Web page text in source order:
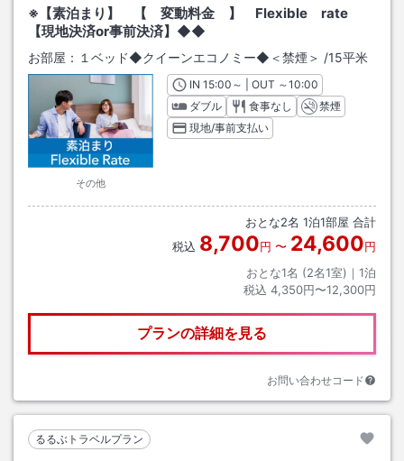
※【素泊まり】 【 変動料金 】 Flexible rate
【現地決済or事前決済】◆◆
お部屋： １ベッド◆クイーンエコノミー◆＜禁煙＞ /15平米
その他
INチェックイン
15:00 ～ | OUT チェックアウト
～10:00
ダブル
食事なし
禁煙
現地/事前支払い
おとな2名 1泊1部屋 合計
税込 8,700円 〜 24,600円
おとな1名 (2名1室)｜ 1泊
税込 4,350円〜12,300円
プランの詳細を見る
お問い合わせコード
るるぶトラベルプラン